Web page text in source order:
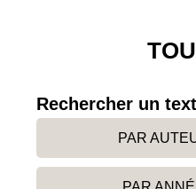
Rechercher un
PAR